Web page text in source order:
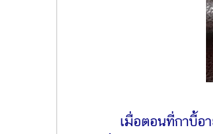
เมื่อตอนที่กาบี้อ